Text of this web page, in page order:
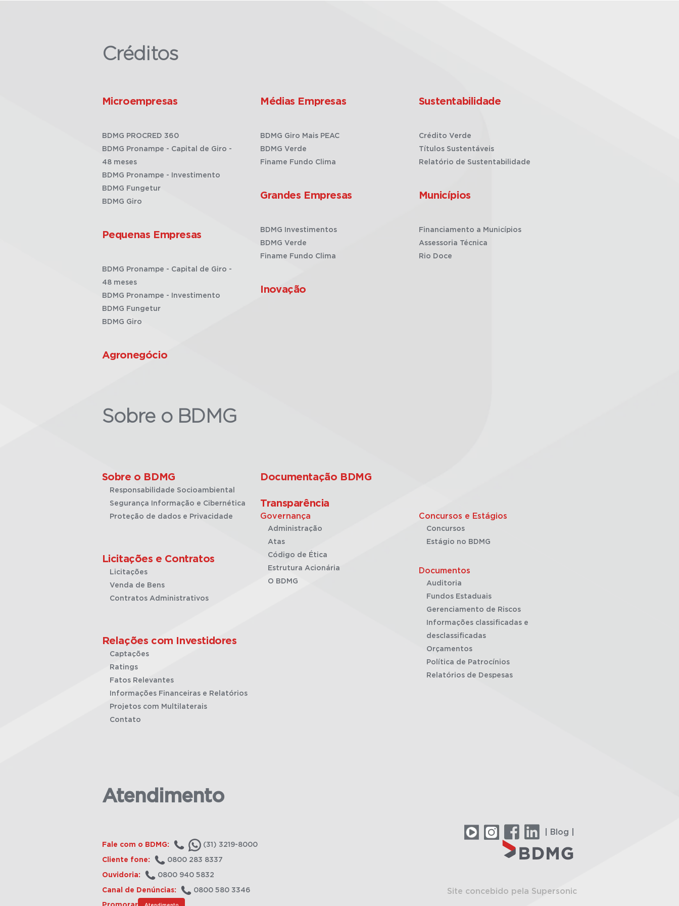
Créditos
Microempresas
BDMG PROCRED 360
BDMG Pronampe - Capital de Giro -
48 meses
BDMG Pronampe - Investimento
BDMG Fungetur
BDMG Giro
Pequenas Empresas
BDMG Pronampe - Capital de Giro -
48 meses
BDMG Pronampe - Investimento
BDMG Fungetur
BDMG Giro
Agronegócio
Médias Empresas
BDMG Giro Mais PEAC
BDMG Verde
Finame Fundo Clima
Grandes Empresas
BDMG Investimentos
BDMG Verde
Finame Fundo Clima
Inovação
Sustentabilidade
Crédito Verde
Títulos Sustentáveis
Relatório de Sustentabilidade
Municípios
Financiamento a Municípios
Assessoria Técnica
Rio Doce
Sobre o BDMG
Sobre o BDMG
Responsabilidade Socioambiental
Segurança Informação e Cibernética
Proteção de dados e Privacidade
Licitações e Contratos
Licitações
Venda de Bens
Contratos Administrativos
Relações com Investidores
Captações
Ratings
Fatos Relevantes
Informações Financeiras e Relatórios
Projetos com Multilaterais
Contato
Documentação BDMG
Transparência
Governança
Administração
Atas
Código de Ética
Estrutura Acionária
O BDMG
Concursos e Estágios
Concursos
Estágio no BDMG
Documentos
Auditoria
Fundos Estaduais
Gerenciamento de Riscos
Informações classificadas e
desclassificadas
Orçamentos
Política de Patrocínios
Relatórios de Despesas
Atendimento
Fale com o BDMG: (31) 3219-8000
Cliente fone: 0800 283 8337
Ouvidoria: 0800 940 5832
Canal de Denúncias: 0800 580 3346
Atendimento
| Blog |
Site concebido pela Supersonic